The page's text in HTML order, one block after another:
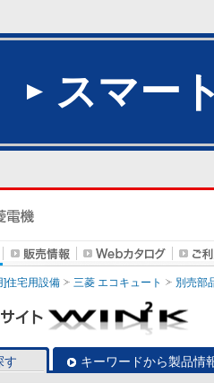
スマー
]住宅用設備 三菱 エコキュート 別売部
す キーワードから製品情